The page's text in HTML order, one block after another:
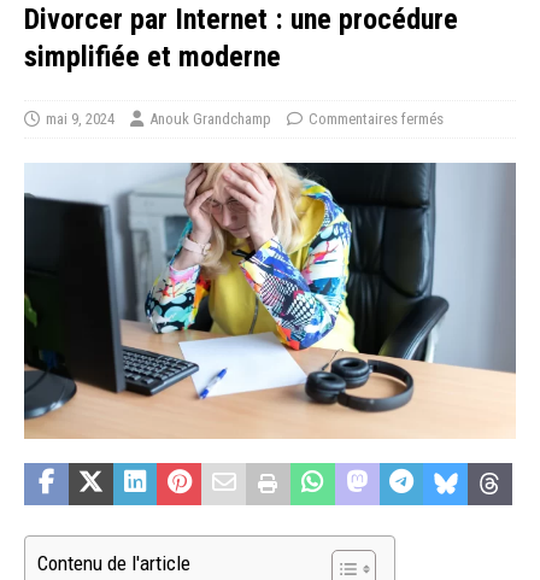
Divorcer par Internet : une procédure
simplifiée et moderne
mai 9, 2024 Anouk Grandchamp Commentaires fermés
Contenu de l'article